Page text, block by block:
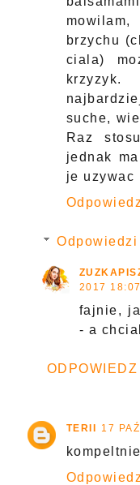
brzychu
ciala)
suche,
Raz
jednak
je uzywac
Odpowiedz
Odpowiedzi
2017 18:07
fajnie,
- a
ODPOWIEDZ
TERII 17
Odpowiedz